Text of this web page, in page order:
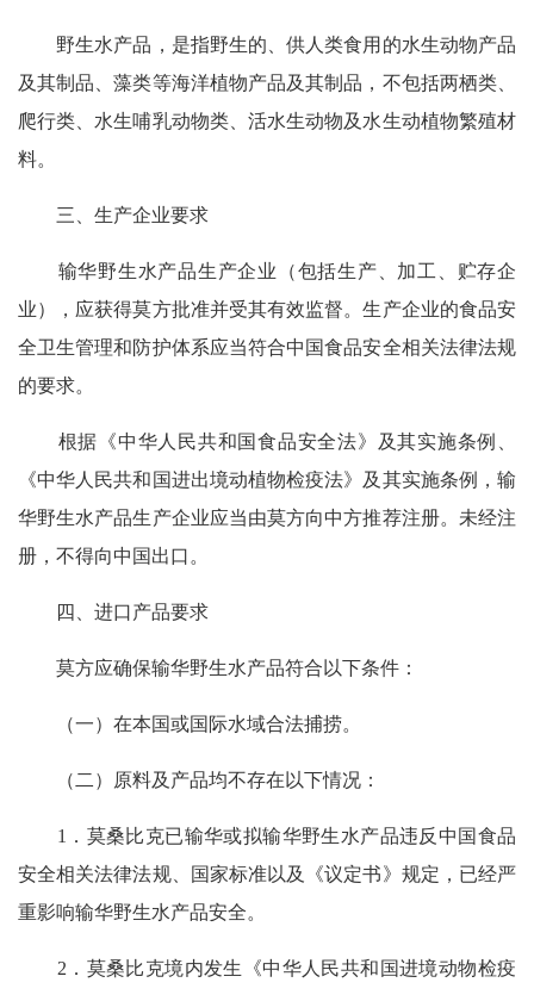
野生水产品，是指野生的、供人类食用的水生动物产品
及其制品、藻类等海洋植物产品及其制品，不包括两栖类、
爬行类、水生哺乳动物类、活水生动物及水生动植物繁殖材
料。
三、生产企业要求
输华野生水产品生产企业（包括生产、加工、贮存企
业），应获得莫方批准并受其有效监督。生产企业的食品安
全卫生管理和防护体系应当符合中国食品安全相关法律法规
的要求。
根据《中华人民共和国食品安全法》及其实施条例、
《中华人民共和国进出境动植物检疫法》及其实施条例，输
华野生水产品生产企业应当由莫方向中方推荐注册。未经注
册，不得向中国出口。
四、进口产品要求
莫方应确保输华野生水产品符合以下条件：
（一）在本国或国际水域合法捕捞。
（二）原料及产品均不存在以下情况：
1．莫桑比克已输华或拟输华野生水产品违反中国食品
安全相关法律法规、国家标准以及《议定书》规定，已经严
重影响输华野生水产品安全。
2．莫桑比克境内发生《中华人民共和国进境动物检疫